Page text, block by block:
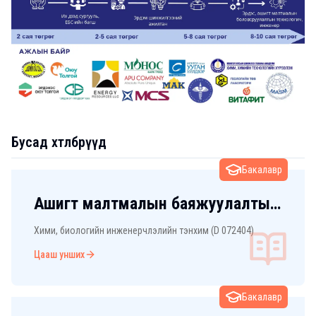
Бусад хөтөлбөрүүд
Бакалавр
Ашигт малтмалын баяжуулалтын
технологи
Хими, биологийн инженерчлэлийн тэнхим (D 072404)
Цааш унших
Бакалавр